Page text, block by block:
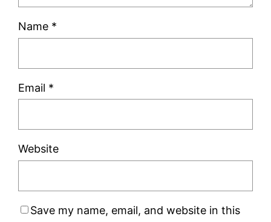
Name *
Email *
Website
Save my name, email, and website in this